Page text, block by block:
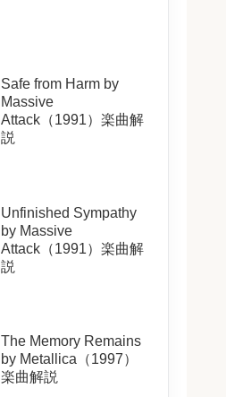
Safe from Harm by
Massive
Attack（1991）楽曲解
説
Unfinished Sympathy
by Massive
Attack（1991）楽曲解
説
The Memory Remains
by Metallica（1997）
楽曲解説